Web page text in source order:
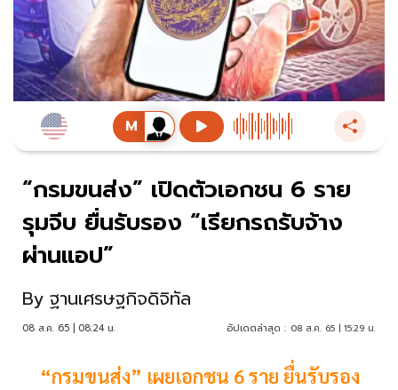
“กรมขนส่ง” เปิดตัวเอกชน 6 ราย
รุมจีบ ยื่นรับรอง “เรียกรถรับจ้าง
ผ่านแอป”
By ฐานเศรษฐกิจดิจิทัล
08 ส.ค. 65 | 08:24 น. อัปเดตล่าสุด : 08 ส.ค. 65 | 15:29 น.
“กรมขนส่ง” เผยเอกชน 6 ราย ยื่นรับรอง